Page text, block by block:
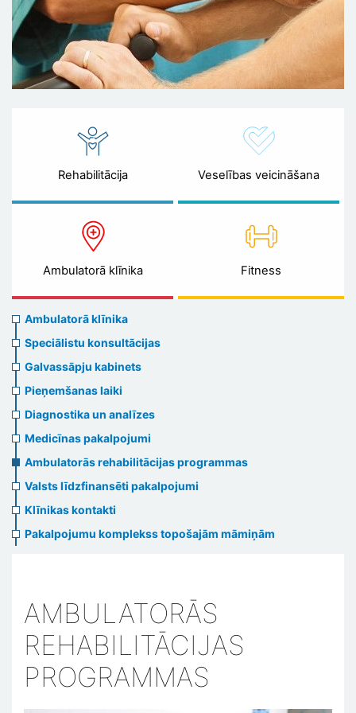
Rehabilitācija Veselības veicināšana
Ambulatorā klīnika Fitness
Ambulatory
clinic
menu
Ambulatorā klīnika
Speciālistu konsultācijas
Galvassāpju kabinets
Pieņemšanas laiki
Diagnostika un analīzes
Medicīnas pakalpojumi
Ambulatorās rehabilitācijas programmas
Valsts līdzfinansēti pakalpojumi
Klīnikas kontakti
Pakalpojumu komplekss topošajām māmiņām
AMBULATORĀS
REHABILITĀCIJAS
PROGRAMMAS